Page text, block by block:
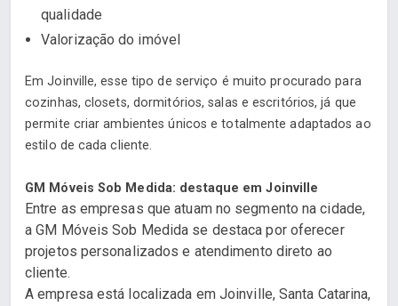
qualidade
Valorização do imóvel
Em Joinville, esse tipo de serviço é muito procurado para
cozinhas, closets, dormitórios, salas e escritórios, já que
permite criar ambientes únicos e totalmente adaptados ao
estilo de cada cliente.
GM Móveis Sob Medida: destaque em Joinville
Entre as empresas que atuam no segmento na cidade,
a GM Móveis Sob Medida se destaca por oferecer
projetos personalizados e atendimento direto ao
cliente.
A empresa está localizada em Joinville, Santa Catarina,